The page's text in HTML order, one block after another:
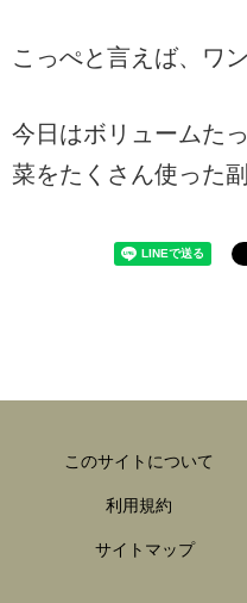
こっぺと言えば、ワ
今日はボリュームた
菜をたくさん使った
このサイトについて
利用規約
サイトマップ